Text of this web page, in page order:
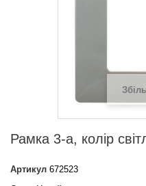
Рамка 3-а, колір
Артикул 672523